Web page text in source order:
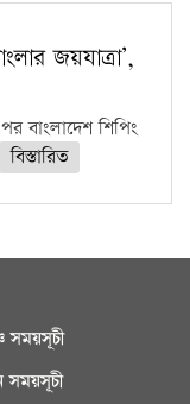
জয়যাত্রা’,
বাংলাদেশ শিপিং
বিস্তারিত
সময়সূচী
সময়সূচী